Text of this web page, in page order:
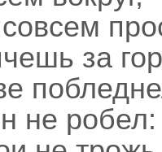
за
не робел: